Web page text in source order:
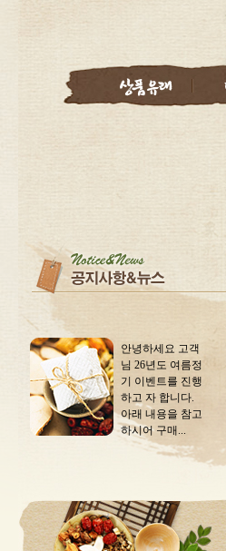
안녕하세요 고객
님 26년도 여름정
기 이벤트를 진행
하고 자 합니다.
아래 내용을 참고
하시어 구매...